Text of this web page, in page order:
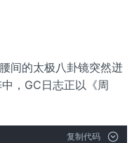
间的太极八卦镜突然迸
，GC日志正以《周
复制代码